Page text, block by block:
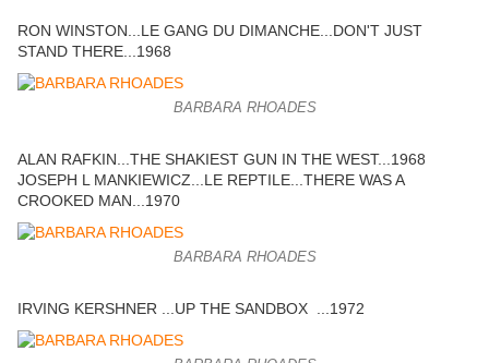
RON WINSTON...LE GANG DU DIMANCHE...DON'T JUST
STAND THERE...1968
BARBARA RHOADES
ALAN RAFKIN...THE SHAKIEST GUN IN THE WEST...1968
JOSEPH L MANKIEWICZ...LE REPTILE...THERE WAS A
CROOKED MAN...1970
BARBARA RHOADES
IRVING KERSHNER ...UP THE SANDBOX ...1972